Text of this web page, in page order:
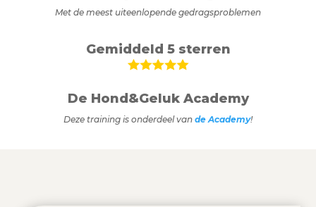
Met de meest uiteenlopende gedragsproblemen
Gemiddeld 5 sterren
De Hond&Geluk Academy
Deze training is onderdeel van de Academy!